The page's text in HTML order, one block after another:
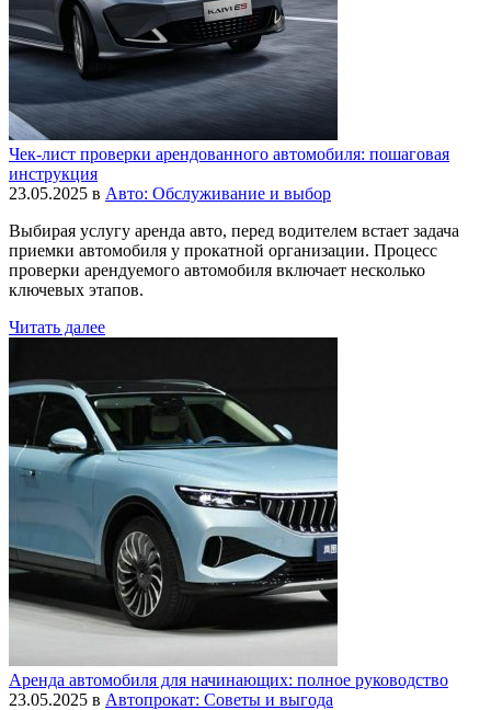
Чек-лист проверки арендованного автомобиля: пошаговая
инструкция
23.05.2025 в Авто: Обслуживание и выбор
Выбирая услугу аренда авто, перед водителем встает задача
приемки автомобиля у прокатной организации. Процесс
проверки арендуемого автомобиля включает несколько
ключевых этапов.
Читать далее
Аренда автомобиля для начинающих: полное руководство
23.05.2025 в Автопрокат: Советы и выгода